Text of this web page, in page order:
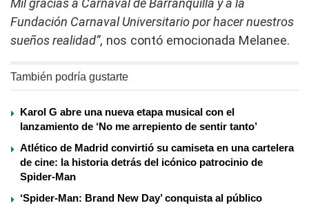
Mil gracias a Carnaval de Barranquilla y a la
Fundación Carnaval Universitario por hacer nuestros
sueños realidad”, nos contó emocionada Melanee.
También podría gustarte
Karol G abre una nueva etapa musical con el
lanzamiento de ‘No me arrepiento de sentir tanto’
Atlético de Madrid convirtió su camiseta en una cartelera
de cine: la historia detrás del icónico patrocinio de
Spider-Man
‘Spider-Man: Brand New Day’ conquista al público